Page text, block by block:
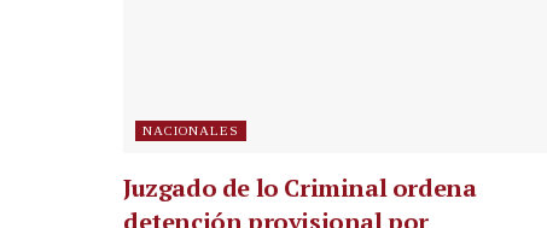
NACIONALES
Juzgado de lo Criminal ordena